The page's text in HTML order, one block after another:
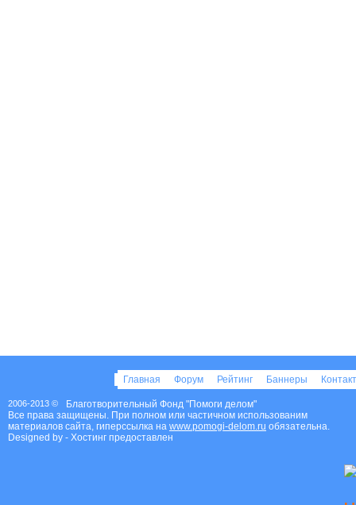
Главная Форум Рейтинг Баннеры
2006-2013 ©
Благотворительный Фонд "Помоги делом"
Все права защищены. При полном или частичном использованим
материалов сайта, гиперссылка на www.pomogi-delom.ru обязательна.
Designed by - Хостинг предоставлен